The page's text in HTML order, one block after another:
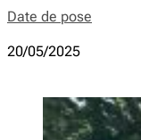
Date de pose
20/05/2025